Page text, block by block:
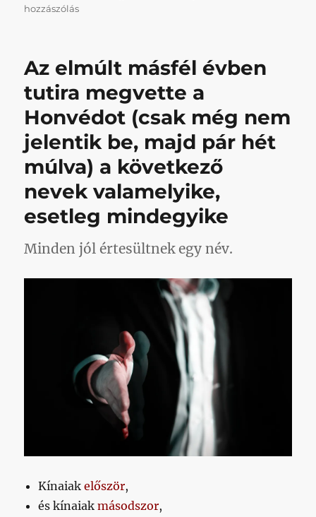
hozzászólásEljött
nagy
Volga
című
bejegyzéshez
Az elmúlt másfél évben
tutira megvette a
Honvédot (csak még nem
jelentik be, majd pár hét
múlva) a következő
nevek valamelyike,
esetleg mindegyike
Minden jól értesültnek egy név.
Kínaiakelőször,
és kínaiakmásodszor,